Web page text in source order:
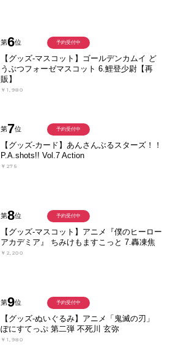
第6位
【グッズ-マスコット】ゴールデンカムイ ど
うぶつフォーゼマスコット 6.鯉登少尉【再
販】
￥1,980
予約受付中
第7位
【グッズ-カード】あんさんぶるスターズ！！
P.A.shots!! Vol.7 Action
￥275
予約受付中
第8位
【グッズ-マスコット】アニメ『僕のヒーロー
アカデミア』 ちみけもますこっと 7.轟凍焦
￥2,200
予約受付中
第9位
【グッズ-ぬいぐるみ】アニメ「鬼滅の刃」
ぽにすてっぷ 第二弾 不死川 玄弥
￥1,980
予約受付中